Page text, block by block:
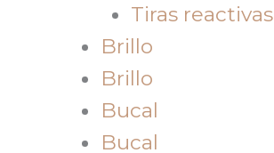
Tiras reactivas
Brillo
Brillo
Bucal
Bucal